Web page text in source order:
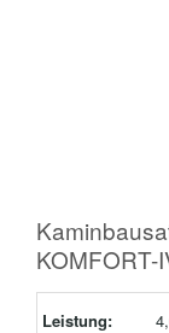
KOMFORT-
Leistung: